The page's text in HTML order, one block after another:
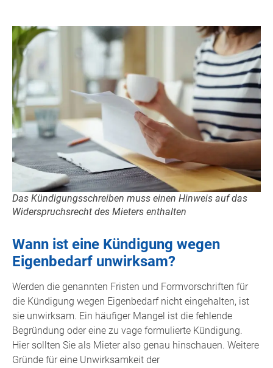
Das Kündigungsschreiben muss einen Hinweis auf das
Widerspruchsrecht des Mieters enthalten
Wann ist eine Kündigung wegen
Eigenbedarf unwirksam?
Werden die genannten Fristen und Formvorschriften für
die Kündigung wegen Eigenbedarf nicht eingehalten, ist
sie unwirksam. Ein häufiger Mangel ist die fehlende
Begründung oder eine zu vage formulierte Kündigung.
Hier sollten Sie als Mieter also genau hinschauen. Weitere
Gründe für eine Unwirksamkeit der